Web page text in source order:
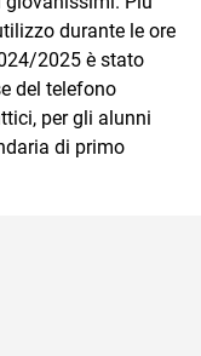
durante le ore
2025 è stato
del telefono
per gli alunni
di primo